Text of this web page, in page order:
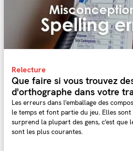
Relecture
Que faire si vous trouvez
d'orthographe dans votre
Les erreurs dans l'emballage des
le temps et font partie du jeu. Elles sont
surprend la plupart des gens, c'est que
sont les plus courantes.